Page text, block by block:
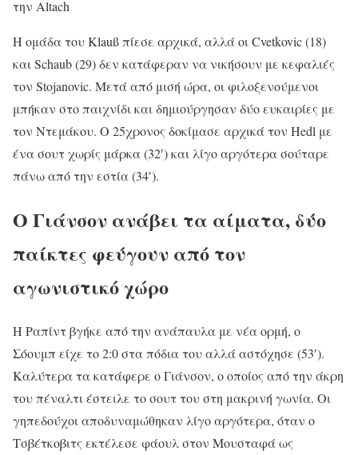
την Altach
Η ομάδα του Klauß πίεσε αρχικά, αλλά οι Cvetkovic (18)
και Schaub (29) δεν κατάφεραν να νικήσουν με κεφαλιές
τον Stojanovic. Μετά από μισή ώρα, οι φιλοξενούμενοι
μπήκαν στο παιχνίδι και δημιούργησαν δύο ευκαιρίες με
τον Ντεμάκου. Ο 25χρονος δοκίμασε αρχικά τον Hedl με
ένα σουτ χωρίς μάρκα (32′) και λίγο αργότερα σούταρε
πάνω από την εστία (34′).
Ο Γιάνσον ανάβει τα αίματα, δύο
παίκτες φεύγουν από τον
αγωνιστικό χώρο
Η Ραπίντ βγήκε από την ανάπαυλα με νέα ορμή, ο
Σόουμπ είχε το 2:0 στα πόδια του αλλά αστόχησε (53′).
Καλύτερα τα κατάφερε ο Γιάνσον, ο οποίος από την άκρη
του πέναλτι έστειλε το σουτ του στη μακρινή γωνία. Οι
γηπεδούχοι αποδυναμώθηκαν λίγο αργότερα, όταν ο
Τσβέτκοβιτς εκτέλεσε φάουλ στον Μουσταφά ως